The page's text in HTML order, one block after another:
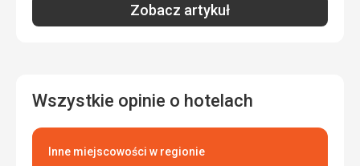
Zobacz artykuł
Wszystkie opinie o hotelach
Inne miejscowości w regionie